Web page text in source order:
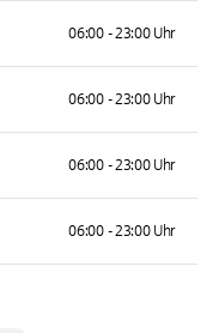
06:00 - 23:00 Uhr
06:00 - 23:00 Uhr
06:00 - 23:00 Uhr
06:00 - 23:00 Uhr